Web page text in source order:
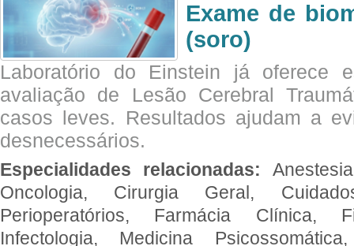
Exame de
(soro)
Laboratório do Einstein já oferece
avaliação de Lesão Cerebral
casos leves. Resultados ajudam a
desnecessários.
Especialidades relacionadas:
Oncologia, Cirurgia Geral,
Perioperatórios, Farmácia Clínica,
Infectologia, Medicina